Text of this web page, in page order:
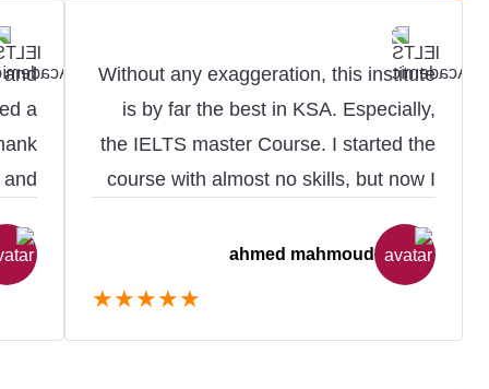
Without any exaggeration, this institute
is by far the best in KSA. Especially,
the IELTS master Course. I started the
course with almost no skills, but now I
writing and speaking. I must also thank
the teachers of this institute for every
ahmed mahmoud
★
★
★
★
★
and
a